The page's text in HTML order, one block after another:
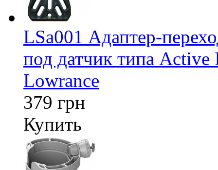
LSa001 Адаптер-
под датчик типа Active
Lowrance
379 грн
Купить